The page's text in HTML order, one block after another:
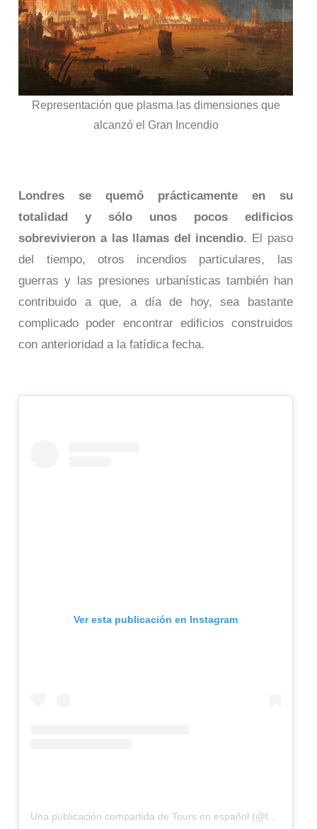
Representación que plasma las dimensiones que
alcanzó el Gran Incendio
Londres se quemó prácticamente en su
totalidad y sólo unos pocos edificios
sobrevivieron a las llamas del incendio. El paso
del tiempo, otros incendios particulares, las
guerras y las presiones urbanísticas también han
contribuido a que, a día de hoy, sea bastante
complicado poder encontrar edificios construidos
con anterioridad a la fatídica fecha.
Ver esta publicación en Instagram